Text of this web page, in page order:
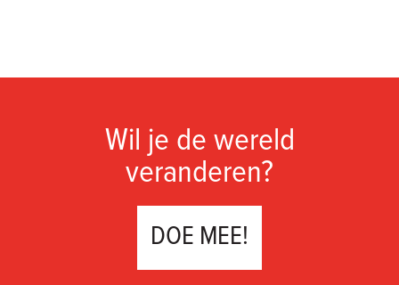
Wil je de wereld
veranderen?
DOE MEE!